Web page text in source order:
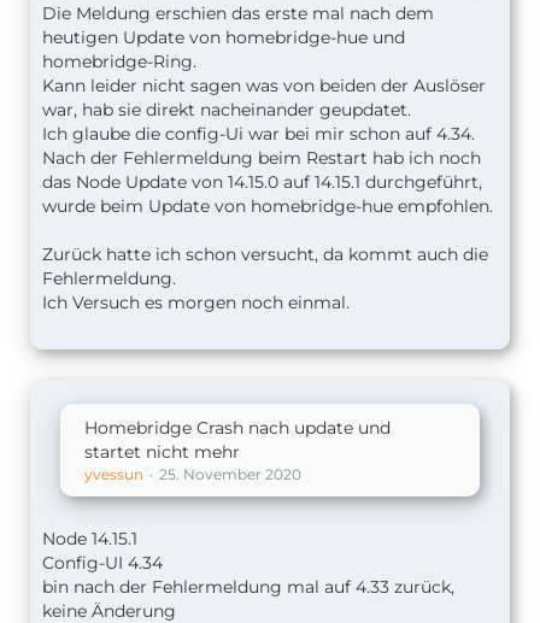
Die Meldung erschien das erste mal nach dem
heutigen Update von homebridge-hue und
homebridge-Ring.
Kann leider nicht sagen was von beiden der Auslöser
war, hab sie direkt nacheinander geupdatet.
Ich glaube die config-Ui war bei mir schon auf 4.34.
Nach der Fehlermeldung beim Restart hab ich noch
das Node Update von 14.15.0 auf 14.15.1 durchgeführt,
wurde beim Update von homebridge-hue empfohlen.
Zurück hatte ich schon versucht, da kommt auch die
Fehlermeldung.
Ich Versuch es morgen noch einmal.
Homebridge Crash nach update und
startet nicht mehr
yvessun 25. November 2020
Node 14.15.1
Config-UI 4.34
bin nach der Fehlermeldung mal auf 4.33 zurück,
keine Änderung